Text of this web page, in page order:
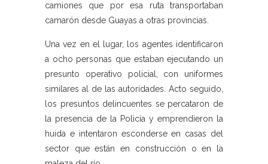
camiones que por esa ruta transportaban
camarón desde Guayas a otras provincias.
Una vez en el lugar, los agentes identificaron
a ocho personas que estaban ejecutando un
presunto operativo policial, con uniformes
similares al de las autoridades. Acto seguido,
los presuntos delincuentes se percataron de
la presencia de la Policía y emprendieron la
huida e intentaron esconderse en casas del
sector que están en construcción o en la